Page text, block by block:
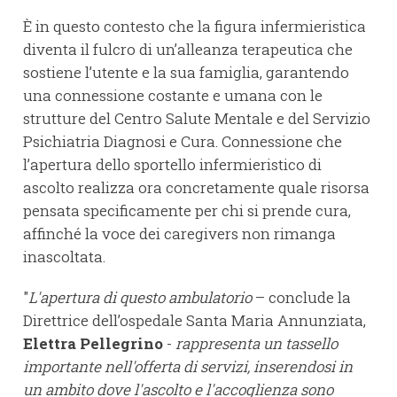
È in questo contesto che la figura infermieristica
diventa il fulcro di un’alleanza terapeutica che
sostiene l’utente e la sua famiglia, garantendo
una connessione costante e umana con le
strutture del Centro Salute Mentale e del Servizio
Psichiatria Diagnosi e Cura. Connessione che
l’apertura dello sportello infermieristico di
ascolto realizza ora concretamente quale risorsa
pensata specificamente per chi si prende cura,
affinché la voce dei caregivers non rimanga
inascoltata.
"L'apertura di questo ambulatorio– conclude la
Direttrice dell’ospedale Santa Maria Annunziata,
Elettra Pellegrino - rappresenta un tassello
importante nell'offerta di servizi, inserendosi in
un ambito dove l'ascolto e l'accoglienza sono